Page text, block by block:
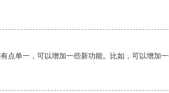
点单一，可以增加一些新功能。比如，可以增加